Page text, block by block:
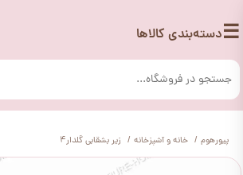
☰دسته‌بندی کالاها
پیورهوم خانه و آشپزخانه زیر بشقابی گلدار4